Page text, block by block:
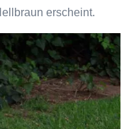
erscheint.